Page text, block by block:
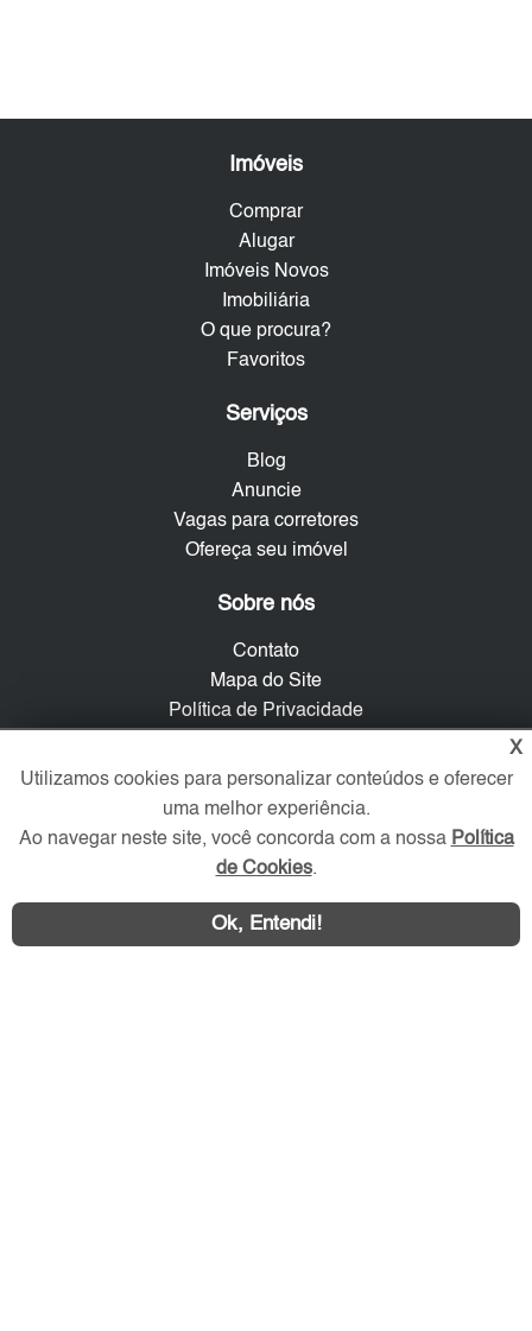
Imóveis
Comprar
Alugar
Imóveis Novos
Imobiliária
O que procura?
Favoritos
Serviços
Blog
Anuncie
Vagas para corretores
Ofereça seu imóvel
Sobre nós
Contato
Mapa do Site
Política de Privacidade
Verificada por
Redes Sociais
X
Utilizamos cookies para personalizar conteúdos e oferecer
uma melhor experiência.
Ao navegar neste site, você concorda com a nossa Política
de Cookies.
Ok, Entendi!